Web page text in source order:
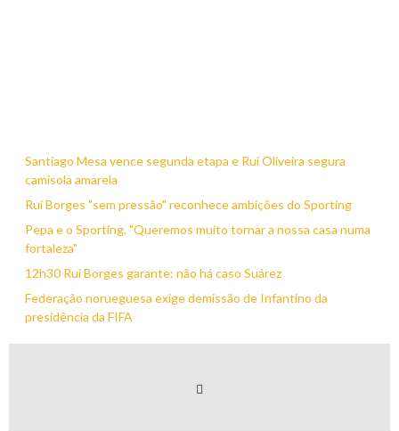
Santiago Mesa vence segunda etapa e Rui Oliveira segura
camisola amarela
Rui Borges "sem pressão" reconhece ambições do Sporting
Pepa e o Sporting. "Queremos muito tornar a nossa casa numa
fortaleza"
12h30 Rui Borges garante: não há caso Suárez
Federação norueguesa exige demissão de Infantino da
presidência da FIFA